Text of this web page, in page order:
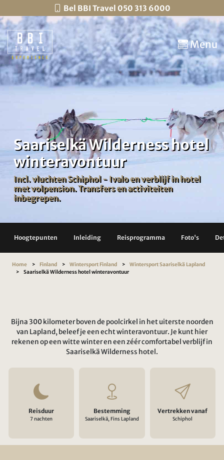
Bel BBI Travel 050 313 6000
Menu
Saariselkä Wilderness hotel
winteravontuur
Incl. vluchten Schiphol - Ivalo en verblijf in hotel
met volpension. Transfers en activiteiten
inbegrepen.
Hoogtepunten Inleiding Reisprogramma Foto's
Home Finland Wintersport Finland
Wintersport Saariselkä Lapland
Saariselkä Wilderness hotel winteravontuur
Bijna 300 kilometer boven de poolcirkel in het uiterste noorden
van Lapland, beleef je een echt winteravontuur. Je kunt hier
rekenen op een witte winter en een zéér comfortabel verblijf in
Saariselkä Wilderness hotel.
Reisduur
7 nachten
Bestemming
Saariselkä, Fins Lapland
Vertrekken vanaf
Schiphol